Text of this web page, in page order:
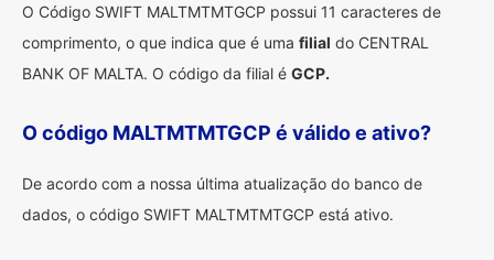
O Código SWIFT MALTMTMTGCP possui 11 caracteres de
comprimento, o que indica que é uma filial do CENTRAL
BANK OF MALTA. O código da filial é GCP.
O código MALTMTMTGCP é válido e ativo?
De acordo com a nossa última atualização do banco de
dados, o código SWIFT MALTMTMTGCP está ativo.